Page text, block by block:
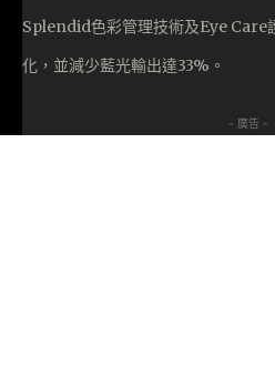
Splendid色彩管理技術及Eye Care
化，並減少藍光輸出達33%。
- 廣告 -